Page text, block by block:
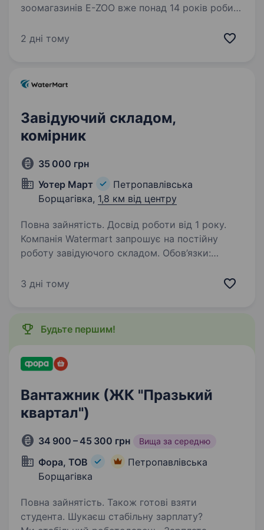
зоомагазинів E-ZOO вже понад 14 років робить
легше і впевненіше, а їх вихованців —
2 дні тому
Завідуючий складом,
комірник
35 000 грн
Уотер Март
Петропавлівська
Борщагівка, 1,8 км від центру
Повна зайнятість. Досвід роботи від 1 року.
Компанія Watermart запрошує на постійну
роботу завідуючого складом. Обов’язки:
ведення обліку в 1С 8; комплектація, видача
3 дні тому
Будьте першим!
Вантажник (ЖК "Празький
квартал")
34 900 – 45 300 грн Вища за середню
Фора, ТОВ
Петропавлівська
Борщагівка
Повна зайнятість. Також готові взяти
студента. Шукаєш стабільну зарплату?